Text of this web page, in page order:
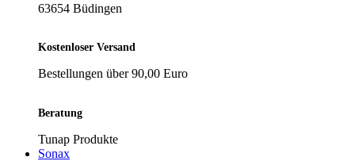
63654 Büdingen
Kostenloser Versand
Bestellungen über 90,00 Euro
Beratung
Tunap Produkte
Sonax